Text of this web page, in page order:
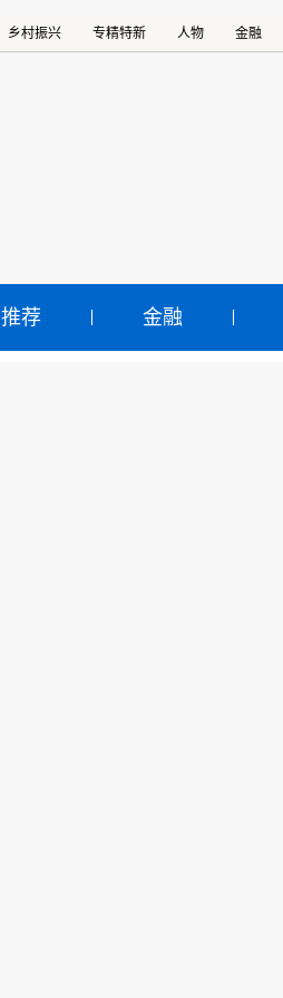
乡村振兴 专精特新 人物 金融
推荐 金融